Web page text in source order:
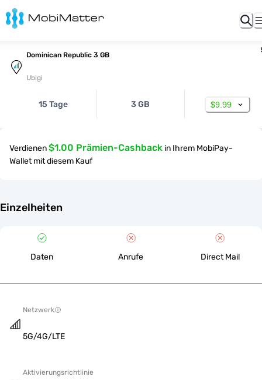
Dominican Republic 3 GB
Ubigi
15 Tage 3 GB $9.99
Verdienen$1.00 Prämien-Cashback in Ihrem MobiPay-
Wallet mit diesem Kauf
Einzelheiten
Daten Anrufe Direct Mail
Netzwerk
5G/4G/LTE
Aktivierungsrichtlinie